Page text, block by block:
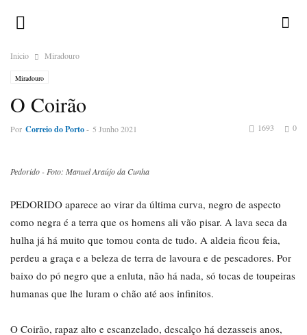
Inicio Miradouro
Miradouro
O Coirão
Por Correio do Porto- 5 Junho 2021 0
1693
Pedorido - Foto: Manuel Araújo da Cunha
PEDORIDO aparece ao virar da última curva, negro de aspecto
como negra é a terra que os homens ali vão pisar. A lava seca da
hulha já há muito que tomou conta de tudo. A aldeia ficou feia,
perdeu a graça e a beleza de terra de lavoura e de pescadores. Por
baixo do pó negro que a enluta, não há nada, só tocas de toupeiras
humanas que lhe luram o chão até aos infinitos.
O Coirão, rapaz alto e escanzelado, descalço há dezasseis anos,